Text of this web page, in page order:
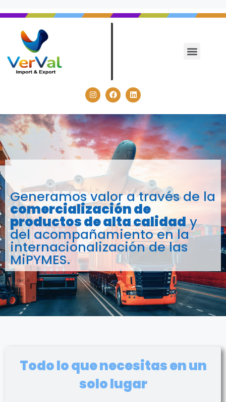
Generamos valor a través de la
comercialización de
productos de alta calidady
del acompañamiento en la
internacionalización de las
MiPYMES.
Todo lo que necesitas en un
solo lugar